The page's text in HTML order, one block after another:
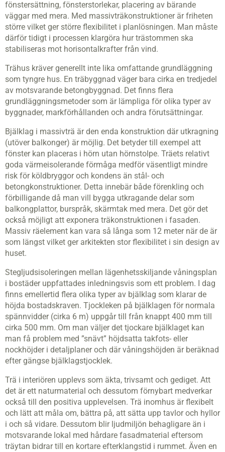
fönstersättning, fönsterstorlekar, placering av bärande
väggar med mera. Med massivträkonstruktioner är friheten
större vilket ger större flexibilitet i planlösningen. Man måste
därför tidigt i processen klargöra hur trästommen ska
stabiliseras mot horisontalkrafter från vind.
Trähus kräver generellt inte lika omfattande grundläggning
som tyngre hus. En träbyggnad väger bara cirka en tredjedel
av motsvarande betongbyggnad. Det finns flera
grundläggningsmetoder som är lämpliga för olika typer av
byggnader, markförhållanden och andra förutsättningar.
Bjälklag i massivträ är den enda konstruktion där utkragning
(utöver balkonger) är möjlig. Det betyder till exempel att
fönster kan placeras i hörn utan hörnstolpe. Träets relativt
goda värmeisolerande förmåga medför väsentligt mindre
risk för köldbryggor och kondens än stål- och
betongkonstruktioner. Detta innebär både förenkling och
förbilligande då man vill bygga utkragande delar som
balkongplattor, burspråk, skärmtak med mera. Det gör det
också möjligt att exponera träkonstruktionen i fasaden.
Massiv räelement kan vara så långa som 12 meter när de är
som längst vilket ger arkitekten stor flexibilitet i sin design av
huset.
Stegljudsisoleringen mellan lägenhetsskiljande våningsplan
i bostäder uppfattades inledningsvis som ett problem. I dag
finns emellertid flera olika typer av bjälklag som klarar de
höjda bostadskraven. Tjockleken på bjälklagen för normala
spännvidder (cirka 6 m) uppgår till från knappt 400 mm till
cirka 500 mm. Om man väljer det tjockare bjälklaget kan
man få problem med ”snävt” höjdsatta takfots- eller
nockhöjder i detaljplaner och där våningshöjden är beräknad
efter gängse bjälklagstjocklek.
Trä i interiören upplevs som äkta, trivsamt och gediget. Att
det är ett naturmaterial och dessutom förnybart medverkar
också till den positiva upplevelsen. Trä inomhus är flexibelt
och lätt att måla om, bättra på, att sätta upp tavlor och hyllor
i och så vidare. Dessutom blir ljudmiljön behagligare än i
motsvarande lokal med hårdare fasadmaterial eftersom
träytan bidrar till en kortare efterklangstid i rummet. Även en